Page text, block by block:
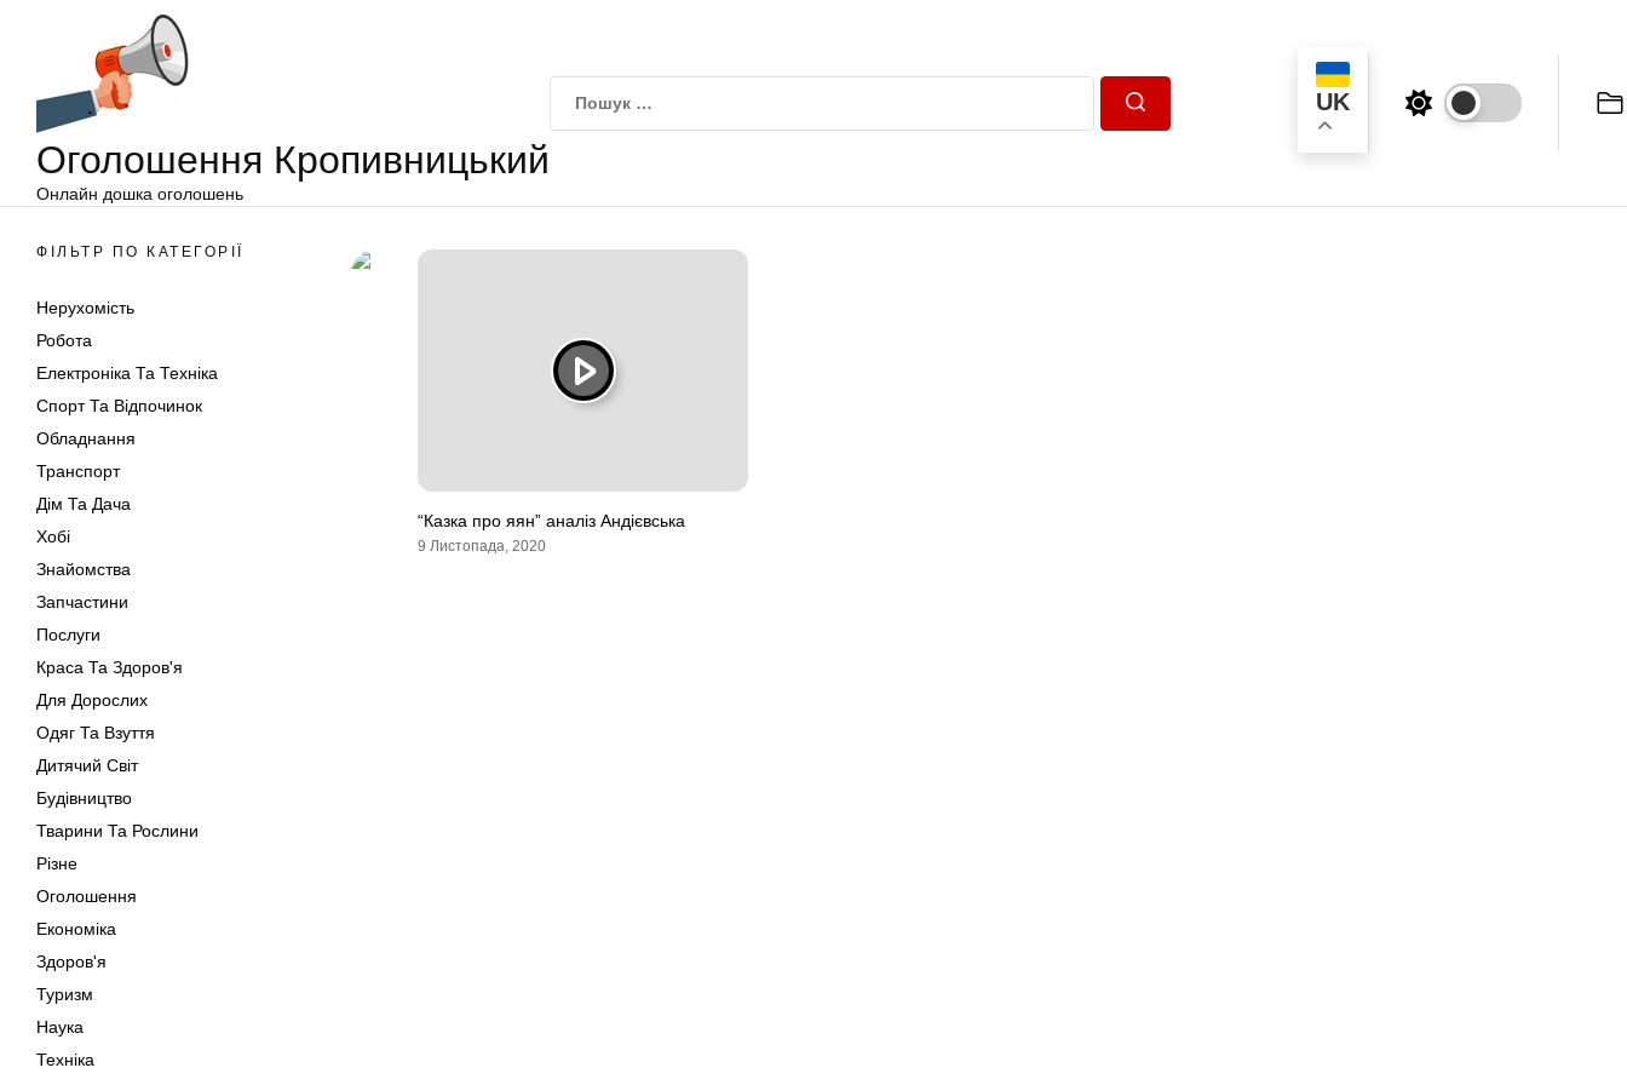
Оголошення Кропивницький
Онлайн дошка оголошень
UK
ФІЛЬТР ПО КАТЕГОРІЇ
Нерухомість
Робота
Електроніка Та Техніка
Спорт Та Відпочинок
Обладнання
Транспорт
Дім Та Дача
Хобі
Знайомства
Запчастини
Послуги
Краса Та Здоров'я
Для Дорослих
Одяг Та Взуття
Дитячий Світ
Будівництво
Тварини Та Рослини
Різне
Оголошення
Економіка
Здоров'я
Туризм
Наука
Техніка
“Казка про яян” аналіз Андієвська
9 Листопада, 2020